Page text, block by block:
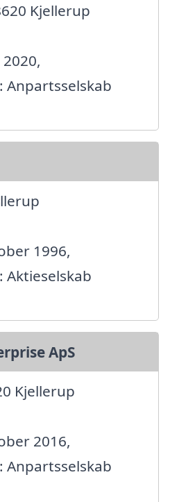
Kjellerup
Anpartsselskab
1996,
ApS
Kjellerup
2016,
Anpartsselskab